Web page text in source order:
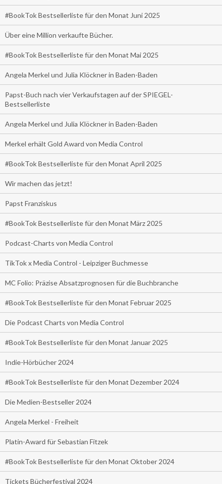
#BookTok Bestsellerliste für den Monat Juni 2025
Über eine Million verkaufte Bücher.
#BookTok Bestsellerliste für den Monat Mai 2025
Angela Merkel und Julia Klöckner in Baden-Baden
Papst-Buch nach vier Verkaufstagen auf der SPIEGEL-
Bestsellerliste
Angela Merkel und Julia Klöckner in Baden-Baden
Merkel erhält Gold Award von Media Control
#BookTok Bestsellerliste für den Monat April 2025
Wir machen das jetzt!
Papst Franziskus
#BookTok Bestsellerliste für den Monat März 2025
Podcast-Charts von Media Control
TikTok x Media Control - Leipziger Buchmesse
MC Folio: Präzise Absatzprognosen für die Buchbranche
#BookTok Bestsellerliste für den Monat Februar 2025
Die Podcast Charts von Media Control
#BookTok Bestsellerliste für den Monat Januar 2025
Indie-Hörbücher 2024
#BookTok Bestsellerliste für den Monat Dezember 2024
Die Medien-Bestseller 2024
Angela Merkel - Freiheit
Platin-Award für Sebastian Fitzek
#BookTok Bestsellerliste für den Monat Oktober 2024
Tickets Bücherfestival 2024